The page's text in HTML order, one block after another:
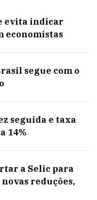
evita indicar
economistas
segue com o
seguida e taxa
14%
a Selic para
reduções,